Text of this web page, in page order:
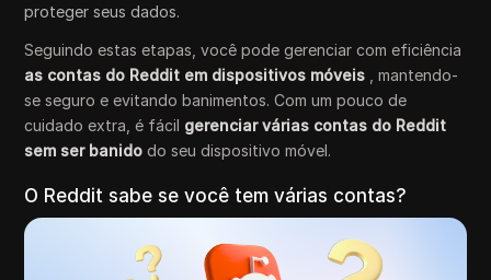
proteger seus dados.
Seguindo estas etapas, você pode gerenciar com eficiência
as contas do Reddit em dispositivos móveis , mantendo-
se seguro e evitando banimentos. Com um pouco de
cuidado extra, é fácil gerenciar várias contas do Reddit
sem ser banido do seu dispositivo móvel.
O Reddit sabe se você tem várias contas?